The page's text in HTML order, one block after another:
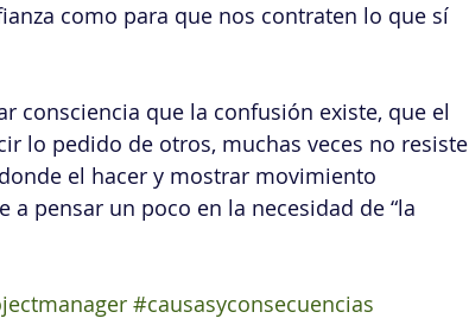
como para que nos contraten lo que sí
consciencia que la confusión existe, que el
lo pedido de otros, muchas veces no resiste
el hacer y mostrar movimiento
pensar un poco en la necesidad de “la
#causasyconsecuencias